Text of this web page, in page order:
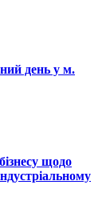
день у м.
щодо